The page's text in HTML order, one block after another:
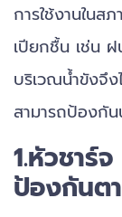
การใช้งานในส
เปียกชื้น เช่น
บริเวณน้ำขังจึ
สามารถป้องกัน
1.หัวชาร์
ป้องกันต